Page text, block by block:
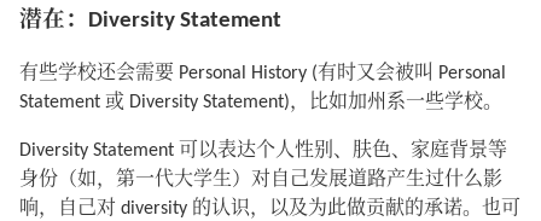
潜在：Diversity Statement
有些学校还会需要 Personal History (有时又会被叫 Personal
Statement 或 Diversity Statement)，比如加州系一些学校。
Diversity Statement 可以表达个人性别、肤色、家庭背景等
身份（如，第一代大学生）对自己发展道路产生过什么影
响，自己对 diversity 的认识，以及为此做贡献的承诺。也可